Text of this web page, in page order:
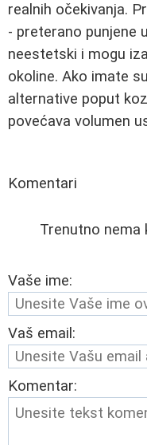
realnih očekivanja.
- preterano punjene
neestetski i mogu
okoline. Ako imate
alternative poput
povećava volumen
Komentari
Trenutno nema
Vaše ime:
Vaš email:
Komentar: